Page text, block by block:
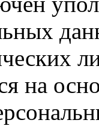
на